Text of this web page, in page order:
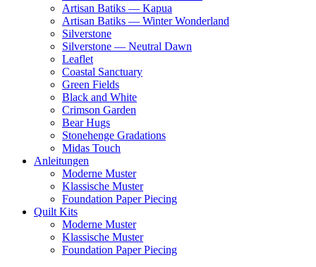
Artisan Batiks — Kapua
Artisan Batiks — Winter Wonderland
Silverstone
Silverstone — Neutral Dawn
Leaflet
Coastal Sanctuary
Green Fields
Black and White
Crimson Garden
Bear Hugs
Stonehenge Gradations
Midas Touch
Anleitungen
Moderne Muster
Klassische Muster
Foundation Paper Piecing
Quilt Kits
Moderne Muster
Klassische Muster
Foundation Paper Piecing